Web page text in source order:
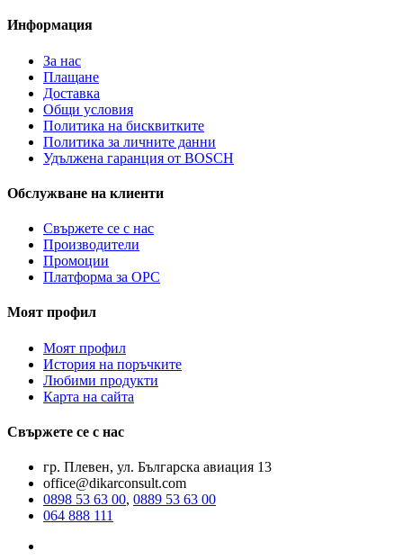
Информация
За нас
Плащане
Доставка
Общи условия
Политика на бисквитките
Политика за личните данни
Удължена гаранция от BOSCH
Обслужване на клиенти
Свържете се с нас
Производители
Промоции
Платформа за ОРС
Моят профил
Моят профил
История на поръчките
Любими продукти
Карта на сайта
Свържете се с нас
гр. Плевен, ул. Българска авиация 13
office@dikarconsult.com
0898 53 63 00, 0889 53 63 00
064 888 111